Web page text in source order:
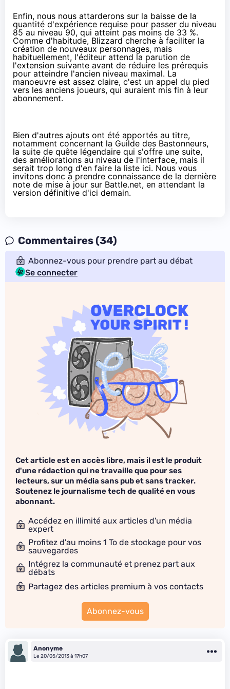
Enfin, nous nous attarderons sur la baisse de la
quantité d'expérience requise pour passer du niveau
85 au niveau 90, qui atteint pas moins de 33 %.
Comme d'habitude, Blizzard cherche à faciliter la
création de nouveaux personnages, mais
habituellement, l'éditeur attend la parution de
l'extension suivante avant de réduire les prérequis
pour atteindre l'ancien niveau maximal. La
manoeuvre est assez claire, c'est un appel du pied
vers les anciens joueurs, qui auraient mis fin à leur
abonnement.
Bien d'autres ajouts ont été apportés au titre,
notamment concernant la Guilde des Bastonneurs,
la suite de quête légendaire qui s'offre une suite,
des améliorations au niveau de l'interface, mais il
serait trop long d'en faire la liste ici. Nous vous
invitons donc à prendre connaissance de la dernière
note de mise à jour sur Battle.net, en attendant la
version définitive d'ici demain.
Commentaires (34)
Abonnez-vous pour prendre part au débat
Se connecter
Cet article est en accès libre, mais il est le produit
d'une rédaction qui ne travaille que pour ses
lecteurs, sur un média sans pub et sans tracker.
Soutenez le journalisme tech de qualité en vous
abonnant.
Accédez en illimité aux articles d'un média
expert
Profitez d'au moins 1 To de stockage pour vos
sauvegardes
Intégrez la communauté et prenez part aux
débats
Partagez des articles premium à vos contacts
Abonnez-vous
Anonyme
Le 20/05/2013 à 17h07